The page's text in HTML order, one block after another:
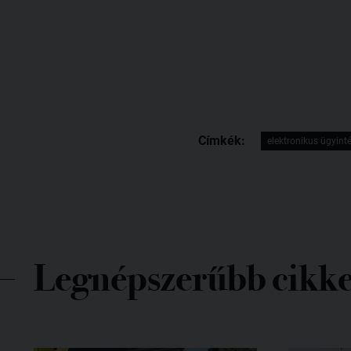
Címkék: elektronikus
Legnépszerűbb